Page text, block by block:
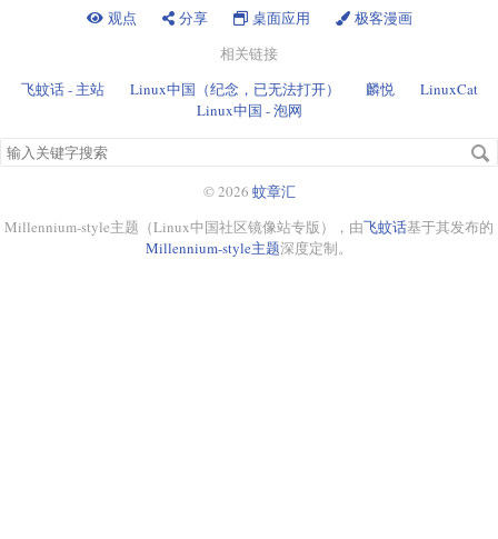
观点
分享 桌面应用
极客漫画
相关链接
飞蚊话 - 主站
Linux中国（纪念，已无法打开） 麟悦
LinuxCat
Linux中国 - 泡网
搜
字
© 2026 蚊章汇
Millennium-style主题（Linux中国社区镜像站专版），由飞蚊话基于其发布的
Millennium-style主题深度定制。